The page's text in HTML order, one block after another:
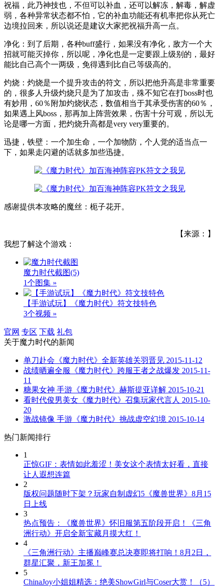
祝福，此乃神技也，不但可以补血，还可以解冻，解毒，解虚
弱，各种异常状态都不怕，它的补血功能还有机率把你从死亡
边境拉回来，所以说还是建议大家把祝福升高一点。
净化：到了后期，各种buff盛行，如果没有净化，敌方一个大
招就可能灭掉你，所以呢，净化也是一定要跟上级别的，最好
能比自己高个一两级，免得遇到比自己等级高的。
灼烧：灼烧是一个提升攻击的符文，所以把他升高是非常重要
的，很多人升级灼烧只是为了加攻击，殊不知它在打boss时也
有妙用，60％附加灼烧状态，数值相当于其承受伤害的60％，
如果遇上风boss，那再加上阵营效果，伤害十分可观，所以无
论是哪一方面，把灼烧升高都是very very重要的。
迅捷，铁壁：一个加生命，一个加物防，个人觉的适当点一
下，如果走闪避的话就多加些迅捷。
感谢提供本攻略的魔丝：枙子花开。
【来源：】
我想了解这个游戏：
魔力时代截图(5)
1个图集 »
【手游试玩】《魔力时代》符文技特色
3个视频 »
官网 专区 下载 礼包
关于魔力时代的新闻
单刀赴会《魔力时代》全新英雄关羽晋见 2015-11-12
战绩晒遍全服《魔力时代》跨服王者之战爆发 2015-11-
11
糖果女神 手游《魔力时代》赫斯提亚详解 2015-10-21
看时代俊男美女《魔力时代》召集玩家代言人 2015-10-
20
激战镜像 手游《魔力时代》挑战虚空幻境 2015-10-14
热门新闻排行
1
正惊GIF：表情如此羞涩！美女这个表情太好看，直接
让人遐想连篇
2
版权问题随时下架？玩家自制虚幻5《魔兽世界》8月15
日上线
3
热点预告：《魔兽世界》怀旧服第五阶段开启！《三角
洲行动》开启全新宝藏月摸大红！
4
《三角洲行动》主播巅峰赛总决赛即将打响！8月2日，
群星汇聚，新王加冕！
5
ChinaJoy小姐姐精选：绝美ShowGirl与Coser大赏！（5）